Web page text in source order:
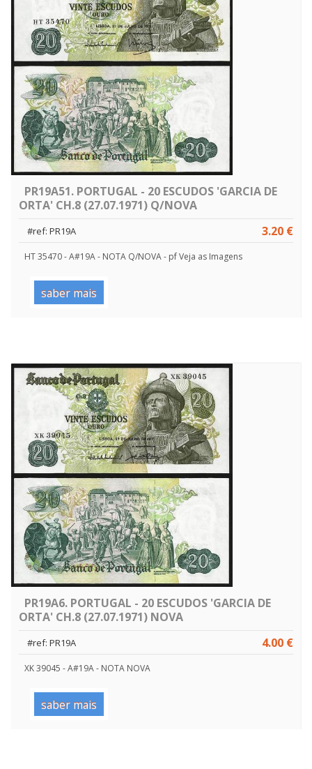
PR19A51. PORTUGAL - 20 ESCUDOS 'GARCIA DE
ORTA' CH.8 (27.07.1971) Q/NOVA
3.20 €
#ref: PR19A
HT 35470 - A#19A - NOTA Q/NOVA - pf Veja as Imagens
saber mais
PR19A6. PORTUGAL - 20 ESCUDOS 'GARCIA DE
ORTA' CH.8 (27.07.1971) NOVA
4.00 €
#ref: PR19A
XK 39045 - A#19A - NOTA NOVA
saber mais